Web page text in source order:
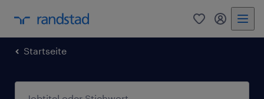
0 Mein
Startseite